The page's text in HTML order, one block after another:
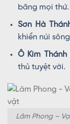
băng mọi thứ.
Sơn Hà
khiển núi
Ô Kim Thánh
thủ tuyệt vời.
Lâm Phong –